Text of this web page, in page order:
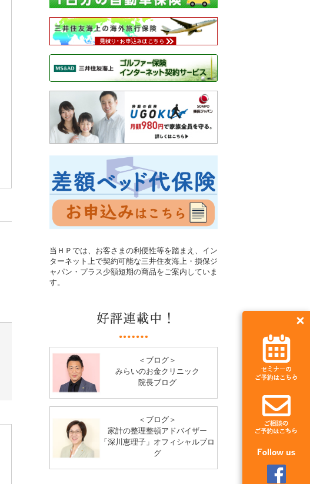
当ＨＰでは、お客さまの利便性等を踏まえ、イン
ターネット上で契約可能な三井住友海上・損保ジ
ャパン・プラス少額短期の商品をご案内していま
す。
＜ブログ＞
みらいのお金クリニック
院長ブログ
＜ブログ＞
家計の整理整頓アドバイザー
「深川恵理子」オフィシャルブロ
グ